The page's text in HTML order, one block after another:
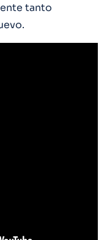
tanto